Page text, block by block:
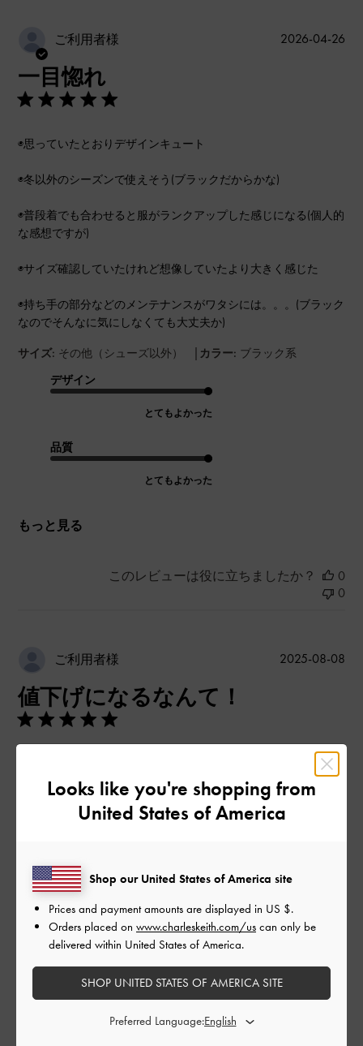
ご利用者様
一目惚れ
◉思っていたとおりデザインキュート
◉冬以外のシーズンで使えそう(ブラックだからかな)
◉普段着でも合わせると服がランクアップした感じになる(個人的
な感想ですが)
◉サイズ確認していたけれど想像していたより大きく感じた
◉持ち手の部分などのメンテナンスがワタシには。。。(ブラック
なのでそんなに気にしなくても大丈夫か)
サイズ: その他（シューズ以外） | カラー: ブラック系
デザイン
とてもよかった
品質
とてもよかった
もっと見る
公
2026-04-26
このレビューは役に立ちましたか？
0
0
ご利用者様
値下げになるなんて！
デザインが圧倒的にかわいい😍ブラックなので、持ち手の部分
の汚れも目立ちにくそうで、秋口まで活躍できそう！肩にかけ
ると収まるサイズで、思ったより大きくありませんでした。カ
ラーで印象が違うので、色違いでもほしい商品です。
デザイン
とてもよかった
品質
公
2025-08-08
Looks like you're shopping from
United States of America
Shop our United States of America site
Prices and payment amounts are displayed in US $.
Orders placed on www.charleskeith.com/us can only be
delivered within United States of America.
SHOP UNITED STATES OF AMERICA SITE
Preferred Language: